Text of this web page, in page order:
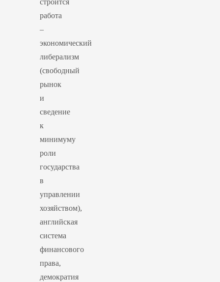
работа
–
экономический
либерализм
(свободный
рынок
и
сведение
к
минимуму
роли
государства
в
управлении
хозяйством),
английская
система
финансового
права,
демократия